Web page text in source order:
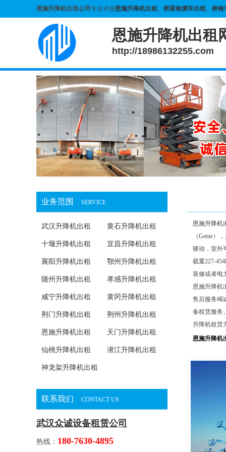
恩施升降机出租公司 专业承接恩施升降机出租、 桥梁检测车出租、 桥检
恩施升降机出租
http://18986132255.com
业务范围 SERVICE
武汉升降机出租 黄石升降机出租
十堰升降机出租 宜昌升降机出租
襄阳升降机出租 鄂州升降机出租
随州升降机出租 孝感升降机出租
咸宁升降机出租 黄冈升降机出租
荆门升降机出租 荆州升降机出租
恩施升降机出租 天门升降机出租
仙桃升降机出租 潜江升降机出租
神龙架升降机出租
联系我们 CONTACT US
武汉众诚设备租赁公司
热线： 180-7630-4895
恩施升降机
（Genie）
驱动，室外
载重227-
装修或者电
恩施升降机
售后服务竭
备租赁服务
升降机租赁
恩施升降机